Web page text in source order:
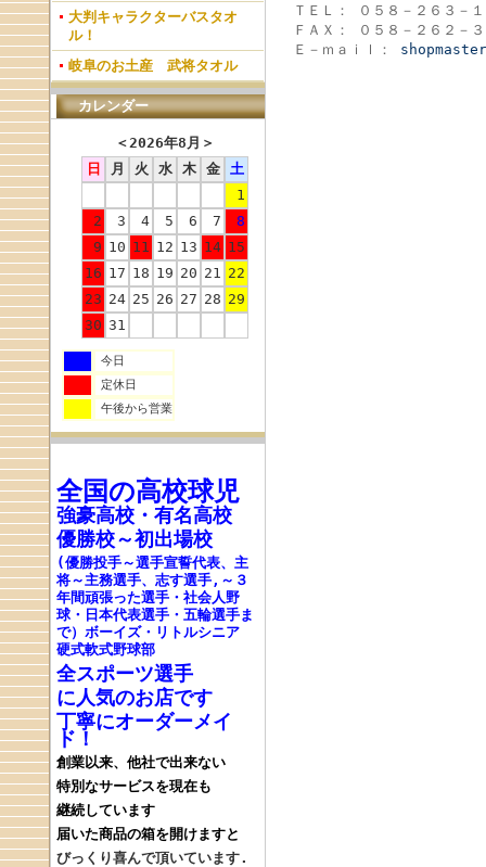
大判キャラクターバスタオ
ル！
岐阜のお土産 武将タオル
カレンダー
＜2026年8月 ＞
日
月 火 水 木 金
土
1
2
3 4 5 6 7
8
9 10 11 12 13 14 15
16 17 18 19 20 21 22
23 24 25 26 27 28 29
30 31
今日
定休日
午後から営業
全国の高校球児
強豪高校・ 有名高校
優勝校～初出場校
(優勝投手～選手宣誓代表、主
将～主務選手、志す選手,～３
年間頑張った選手・社会人野
球・日本代表選手・五輪選手ま
で）ボーイズ・リトルシニア
硬式軟式野球部
全スポーツ選手
に人気のお店です
丁寧にオーダーメイ
ド！
創業以来、他社で出来ない
特別なサービスを現在も
継続しています
届いた商品の箱を開けますと
びっくり喜んで頂いています.
ＴＥＬ： ０５８－２６３－
ＦＡＸ： ０５８－２６２－
Ｅ－ｍａｉｌ：